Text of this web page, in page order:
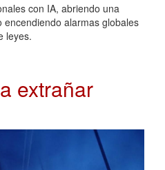
con IA, abriendo una
alarmas globales
leyes.
extrañar